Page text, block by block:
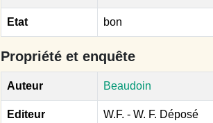
Etat bon
Propriété et enquête
Auteur Beaudoin
Editeur W.F. - W. F. Déposé